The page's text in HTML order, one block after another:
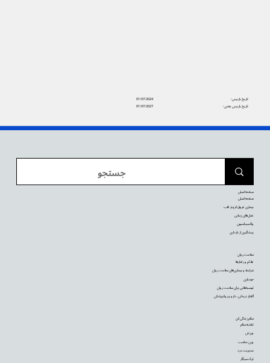
01/07/2024
تاریخ بازبینی:
01/07/2027
تاریخ بازبینی بعدی:
سالم زندگی کن
تغذیه سالم
ورزش
وزن مناسب
مدیریت درد
ترک سیگار
سلامت روان
علائم و رفتارها
شرایط و بیماری‌های سلامت روان
خودیاری
توصیه‌‌هایی برای سلامت روان
گفتار درمانی، دارو و روانپزشکی
صفحه اصلی
صفحه اصلی
بیماری عروق کرونر قلب
عمل‌های زیبایی
واکسیناسیون
پیشگیری از بارداری